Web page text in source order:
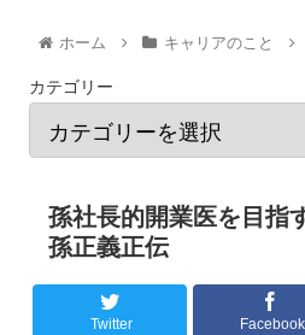
ホーム キャリアのこと
カテゴリー
孫社長的開業医を目指
孫正義正伝
Twitter Facebook